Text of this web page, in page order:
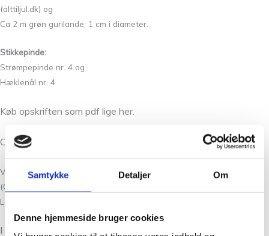
Samtykke Detaljer Om
Denne hjemmeside bruger cookies
(alttiljul.dk) og
Ca 2 m grøn gurilande, 1 cm i diameter.
Stikkepinde:
Strømpepinde nr. 4 og
Hæklenål nr. 4
Køb opskriften som pdf lige her.
Opskriften sendes ved bestilling til din e-mail.
Ved betaling husk at krydse af ved “Ved køb af opskrift som PDF-fil
(Gælder kun opskrifter fra Tante Grøn CPH, Pixen og Nordic Yarn
Lab)”, så betaler du ikke porto.
I butikken har vi samlet et par kits.